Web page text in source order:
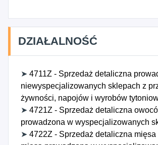
DZIAŁALNOŚĆ
➤ 4711Z - Sprzedaż detaliczna
niewyspecjalizowanych sklepach z
żywności, napojów i wyrobów
➤ 4721Z - Sprzedaż detaliczna
prowadzona w wyspecjalizowanych
➤ 4722Z - Sprzedaż detaliczna mięsa